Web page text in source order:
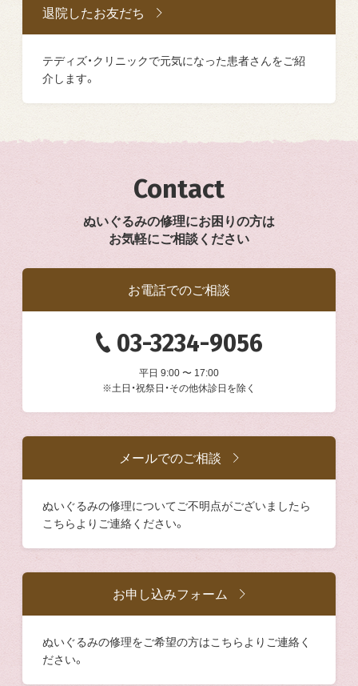
退院したお友だち
テディズ・クリニックで元気になった患者さんをご紹
介します。
Contact
ぬいぐるみの修理にお困りの方は
お気軽にご相談ください
お電話でのご相談
03-3234-9056
平日 9:00 〜 17:00
※土日・祝祭日・その他休診日を除く
メールでのご相談
ぬいぐるみの修理についてご不明点がございましたら
こちらよりご連絡ください。
お申し込みフォーム
ぬいぐるみの修理をご希望の方はこちらよりご連絡く
ださい。